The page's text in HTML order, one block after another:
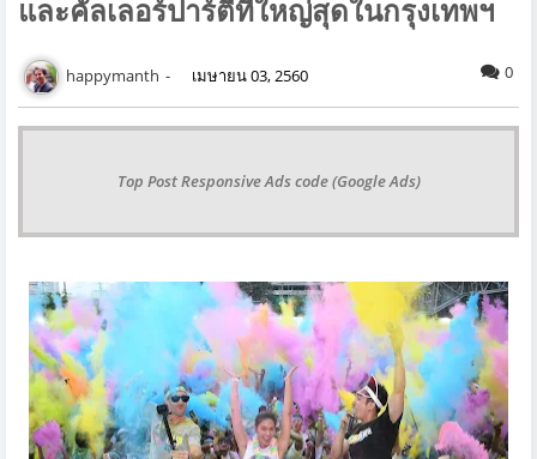
และคัลเลอร์ปาร์ตี้ที่ใหญ่สุดในกรุงเทพฯ
happymanth เมษายน 03, 2560 0
Top Post Responsive Ads code (Google Ads)